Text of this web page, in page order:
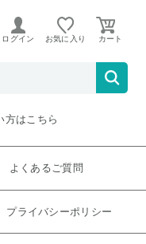
ログイン お気に入り
たはただいま取り扱い
方はこちら
よくあるご質問
プライバシーポリシー